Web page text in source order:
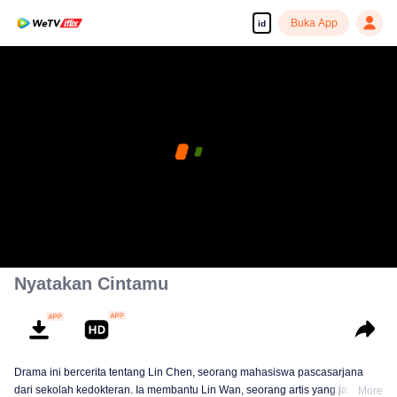
id Buka App
Nyatakan Cintamu
Drama ini bercerita tentang Lin Chen, seorang mahasiswa pascasarjana
dari sekolah kedokteran. Ia membantu Lin Wan, seorang artis yang jatuhMore